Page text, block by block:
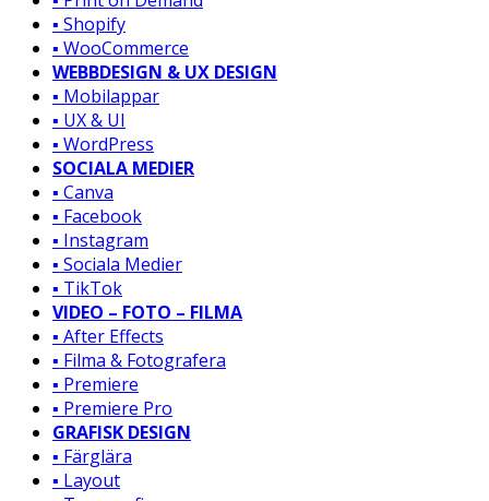
▪️ Shopify
▪️ WooCommerce
WEBBDESIGN & UX DESIGN
▪️ Mobilappar
▪️ UX & UI
▪️ WordPress
SOCIALA MEDIER
▪️ Canva
▪️ Facebook
▪️ Instagram
▪️ Sociala Medier
▪️ TikTok
VIDEO – FOTO – FILMA
▪️ After Effects
▪️ Filma & Fotografera
▪️ Premiere
▪️ Premiere Pro
GRAFISK DESIGN
▪️ Färglära
▪️ Layout